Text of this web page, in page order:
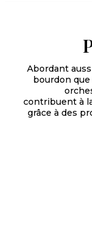
Abordant
bourdon
contribuent à
grâce à des